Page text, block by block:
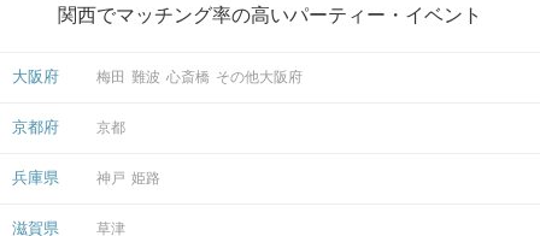
マップ・アクセス案内を見る
会場
関西でマッチング率の高いパーティー・イベント
大阪府 梅田 難波 心斎橋 その他大阪府
京都府 京都
兵庫県 神戸 姫路
滋賀県 草津